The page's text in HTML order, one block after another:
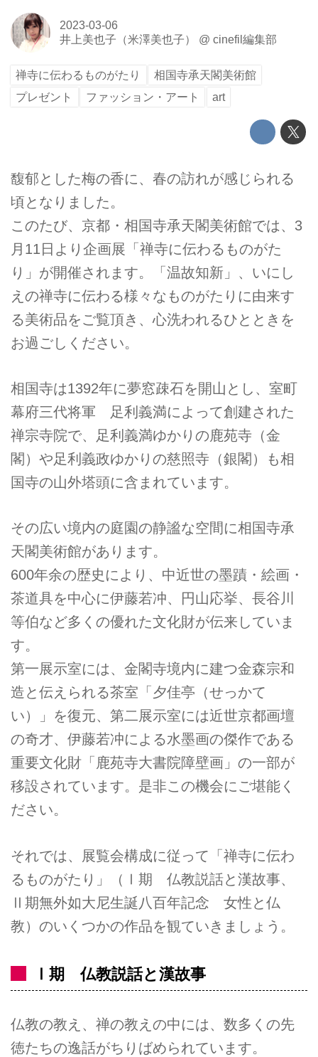
2023-03-06
井上美也子（米澤美也子）
@ cinefil編集部
禅寺に伝わるものがたり
相国寺承天閣美術館
プレゼント
ファッション・アート art
馥郁とした梅の香に、春の訪れが感じられる
頃となりました。
このたび、京都・相国寺承天閣美術館では、3
月11日より企画展「禅寺に伝わるものがた
り」が開催されます。「温故知新」、いにし
えの禅寺に伝わる様々なものがたりに由来す
る美術品をご覧頂き、心洗われるひとときを
お過ごしください。
相国寺は1392年に夢窓疎石を開山とし、室町
幕府三代将軍 足利義満によって創建された
禅宗寺院で、足利義満ゆかりの鹿苑寺（金
閣）や足利義政ゆかりの慈照寺（銀閣）も相
国寺の山外塔頭に含まれています。
その広い境内の庭園の静謐な空間に相国寺承
天閣美術館があります。
600年余の歴史により、中近世の墨蹟・絵画・
茶道具を中心に伊藤若冲、円山応挙、長谷川
等伯など多くの優れた文化財が伝来していま
す。
第一展示室には、金閣寺境内に建つ金森宗和
造と伝えられる茶室「夕佳亭（せっかて
い）」を復元、第二展示室には近世京都画壇
の奇才、伊藤若冲による水墨画の傑作である
重要文化財「鹿苑寺大書院障壁画」の一部が
移設されています。是非この機会にご堪能く
ださい。
それでは、展覧会構成に従って「禅寺に伝わ
るものがたり」（Ⅰ期 仏教説話と漢故事、
Ⅱ期無外如大尼生誕八百年記念 女性と仏
教）のいくつかの作品を観ていきましょう。
Ⅰ期 仏教説話と漢故事
仏教の教え、禅の教えの中には、数多くの先
徳たちの逸話がちりばめられています。